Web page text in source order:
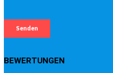
BEWERTUNGEN